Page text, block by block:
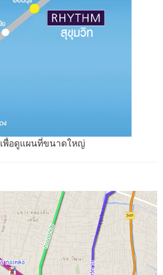
เพื่อดูแผนที่ขนาดใหญ่